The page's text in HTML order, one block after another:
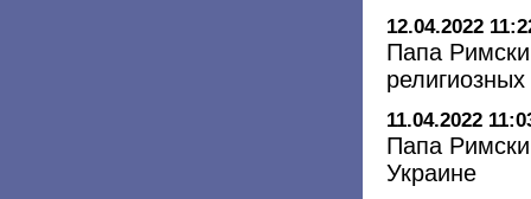
12.04.2022
Папа
11.04.2022
Папа
Украине